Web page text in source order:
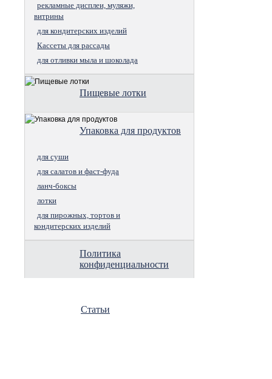
рекламные дисплеи, муляжи,
витрины
для кондитерских изделий
Кассеты для рассады
для отливки мыла и шоколада
Пищевые лотки
Упаковка для продуктов
для суши
для салатов и фаст-фуда
ланч-боксы
лотки
для пирожных, тортов и
кондитерских изделий
Политика
конфиденциальности
Статьи